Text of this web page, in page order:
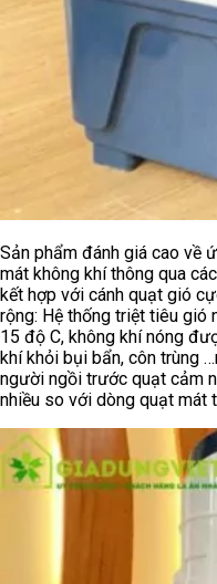
Sản phẩm đánh giá cao về
mát không khí thông qua
kết hợp với cánh quạt gió
rộng: Hệ thống triệt tiêu gió
15 độ C, không khí nóng
khí khỏi bụi bẩn, côn trùng
người ngồi trước quạt cảm
nhiều so với dòng quạt mát